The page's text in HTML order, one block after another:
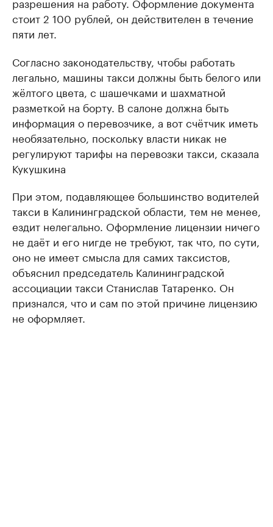
стоит 2 100 рублей, он действителен в течение
пяти лет.
Согласно законодательству, чтобы работать
легально, машины такси должны быть белого или
жёлтого цвета, с шашечками и шахматной
разметкой на борту. В салоне должна быть
информация о перевозчике, а вот счётчик иметь
необязательно, поскольку власти никак не
регулируют тарифы на перевозки такси, сказала
Кукушкина
При этом, подавляющее большинство водителей
такси в Калининградской области, тем не менее,
ездит нелегально. Оформление лицензии ничего
не даёт и его нигде не требуют, так что, по сути,
оно не имеет смысла для самих таксистов,
объяснил председатель Калининградской
ассоциации такси Станислав Татаренко. Он
признался, что и сам по этой причине лицензию
не оформляет.